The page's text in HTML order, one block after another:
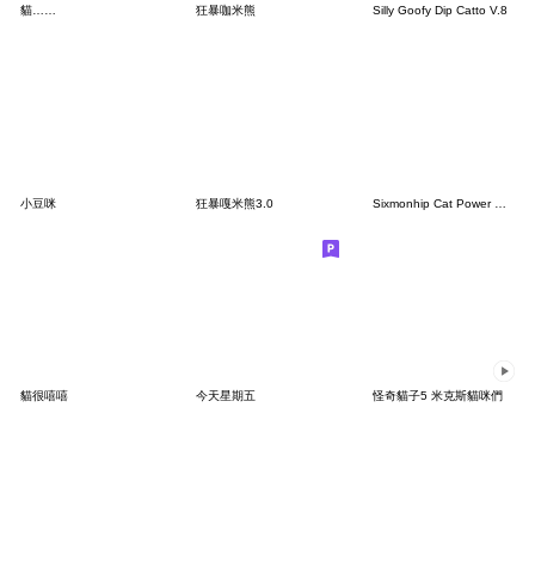
貓…… 狂暴咖米熊 Silly Goofy Dip Catto V.8
小豆咪 狂暴嘎米熊3.0
貓很嘻嘻 今天星期五 怪奇貓子5 米克斯貓咪們